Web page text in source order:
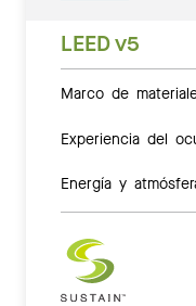
LEED v5
Marco de
Experiencia del
Energía y